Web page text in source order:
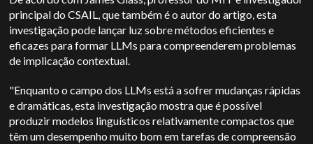
principal do CSAIL, que também é o autor do artigo, esta
investigação pode lançar luz sobre métodos eficientes e
eficazes para formar LLMs para compreenderem problemas
de implicação contextual.
"Enquanto o campo dos LLMs está a sofrer mudanças rápidas
e dramáticas, esta investigação mostra que é possível
produzir modelos linguísticos relativamente compactos que
têm um desempenho muito bom em tarefas de compreensão